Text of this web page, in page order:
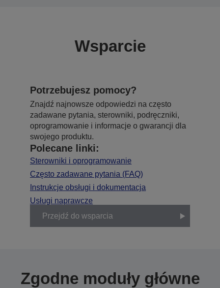
Wsparcie
Potrzebujesz pomocy?
Znajdź najnowsze odpowiedzi na często
zadawane pytania, sterowniki, podręczniki,
oprogramowanie i informacje o gwarancji dla
swojego produktu.
Polecane linki:
Sterowniki i oprogramowanie
Często zadawane pytania (FAQ)
Instrukcje obsługi i dokumentacja
Usługi naprawcze
Przejdź do wsparcia
Zgodne moduły główne